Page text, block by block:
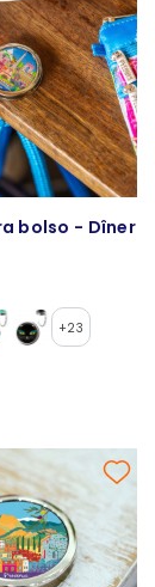
bolso - Dîner
+23